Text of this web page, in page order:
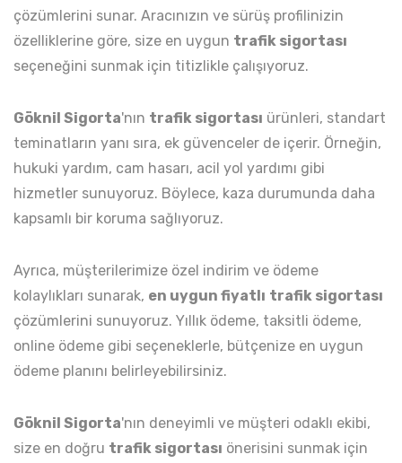
çözümlerini sunar. Aracınızın ve sürüş profilinizin
özelliklerine göre, size en uygun trafik sigortası
seçeneğini sunmak için titizlikle çalışıyoruz.
Göknil Sigorta'nın trafik sigortası ürünleri, standart
teminatların yanı sıra, ek güvenceler de içerir. Örneğin,
hukuki yardım, cam hasarı, acil yol yardımı gibi
hizmetler sunuyoruz. Böylece, kaza durumunda daha
kapsamlı bir koruma sağlıyoruz.
Ayrıca, müşterilerimize özel indirim ve ödeme
kolaylıkları sunarak, en uygun fiyatlı trafik sigortası
çözümlerini sunuyoruz. Yıllık ödeme, taksitli ödeme,
online ödeme gibi seçeneklerle, bütçenize en uygun
ödeme planını belirleyebilirsiniz.
Göknil Sigorta'nın deneyimli ve müşteri odaklı ekibi,
size en doğru trafik sigortası önerisini sunmak için